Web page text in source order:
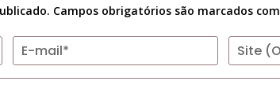
Campos obrigatórios são marcados com